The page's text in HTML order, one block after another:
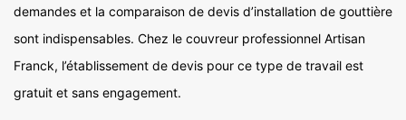
demandes et la comparaison de devis d’installation de gouttière
sont indispensables. Chez le couvreur professionnel Artisan
Franck, l’établissement de devis pour ce type de travail est
gratuit et sans engagement.